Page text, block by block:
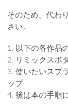
そのため、代わ
さい。
1. 以下の各作品
2. リミックスボ
3. 使いたいスプ
ップ
4. 後は本の手順